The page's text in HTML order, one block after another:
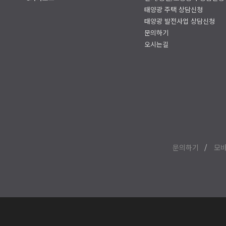
태양광 주택 상담신청
태양광 발전사업 상담신청
문의하기
오시는길
문의하기 모